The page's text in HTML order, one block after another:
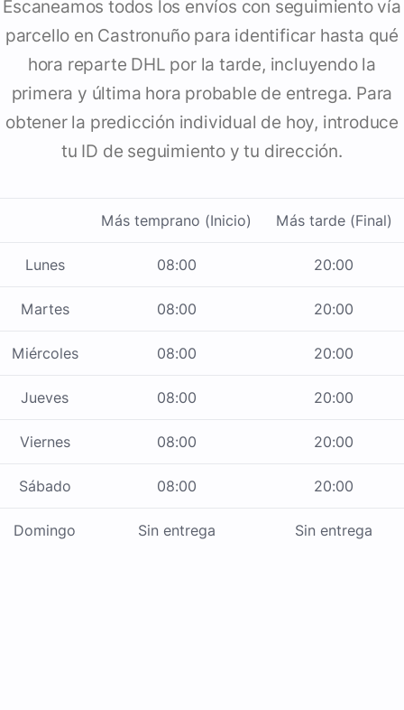
Escaneamos todos los envíos con seguimiento vía
parcello en Castronuño para identificar hasta qué
hora reparte DHL por la tarde, incluyendo la
primera y última hora probable de entrega. Para
obtener la predicción individual de hoy, introduce
tu ID de seguimiento y tu dirección.
Más temprano (Inicio) Más tarde (Final)
Lunes 08:00 20:00
Martes 08:00 20:00
Miércoles 08:00 20:00
Jueves 08:00 20:00
Viernes 08:00 20:00
Sábado 08:00 20:00
Domingo Sin entrega Sin entrega